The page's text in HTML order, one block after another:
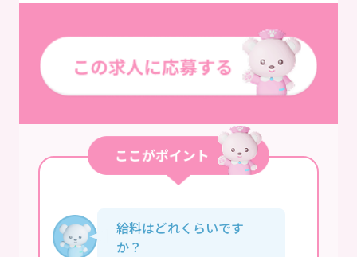
給料はどれくらいです
か？